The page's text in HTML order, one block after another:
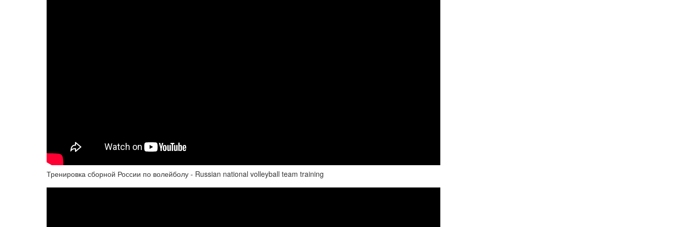
Тренировка сборной России по волейболу - Russian national volleyball team training